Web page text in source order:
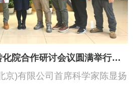
化院合作研讨会议圆满举行…
京)有限公司首席科学家陈显扬